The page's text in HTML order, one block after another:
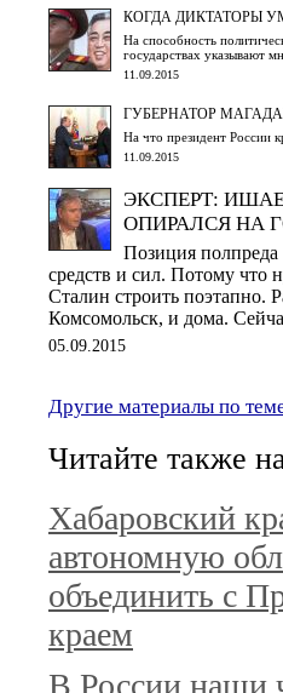
КОГДА ДИКТАТОРЫ
На способность
государствах указывают
11.09.2015
ГУБЕРНАТОР
На что президент России
11.09.2015
ЭКСПЕРТ:
ОПИРАЛСЯ НА
Позиция
средств и сил. Потому что
Сталин строить поэтапно.
Комсомольск, и дома.
05.09.2015
Другие материалы по
Читайте также
Хабаровский
автономную
объединить с
краем
В России наши